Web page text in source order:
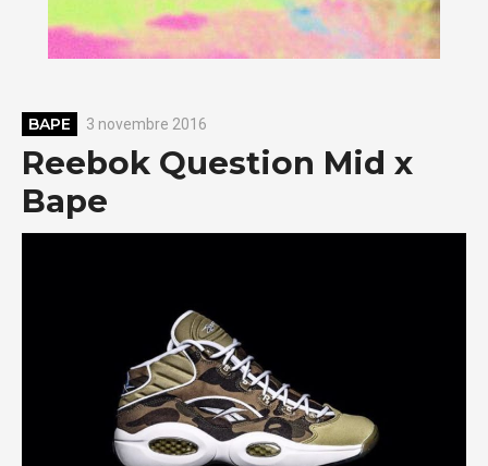
BAPE 3 novembre 2016
Reebok Question Mid x
Bape